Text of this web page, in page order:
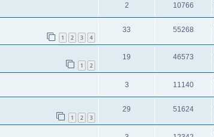
2 10766
1 2 3 4
33 55268
1 2
19 46573
3 11140
1 2 3
29 51624